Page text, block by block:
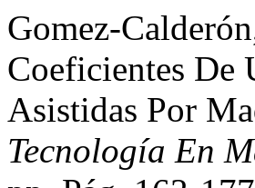
Gomez-
Coeficientes De
Asistidas Por
Tecnología En